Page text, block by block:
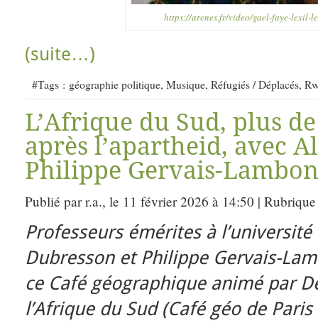
https://arenes.fr/video/gael-faye-lexil-
(suite…)
#Tags : géographie politique, Musique, Réfugiés / Déplacés,
L’Afrique du Sud, plus
après l’apartheid, avec
Philippe Gervais-
Publié par r.a., le 11 février 2026 à 14:50 |
Professeurs émérites à
Dubresson et Philippe Gervais-
ce Café géographique animé par
l’Afrique du Sud (Café géo de